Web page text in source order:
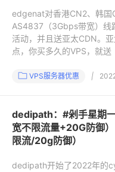
edgenat对香港CN2、韩国
AS4837（3Gbps带宽）线
活动，并且送亚太CDN。
点，你买多久的VPS，就送
VPS服务器优惠 |
dedipath：#剁手星期
宽不限流量+20G防御
限流/20g防御）
dedipath开始了2022年的